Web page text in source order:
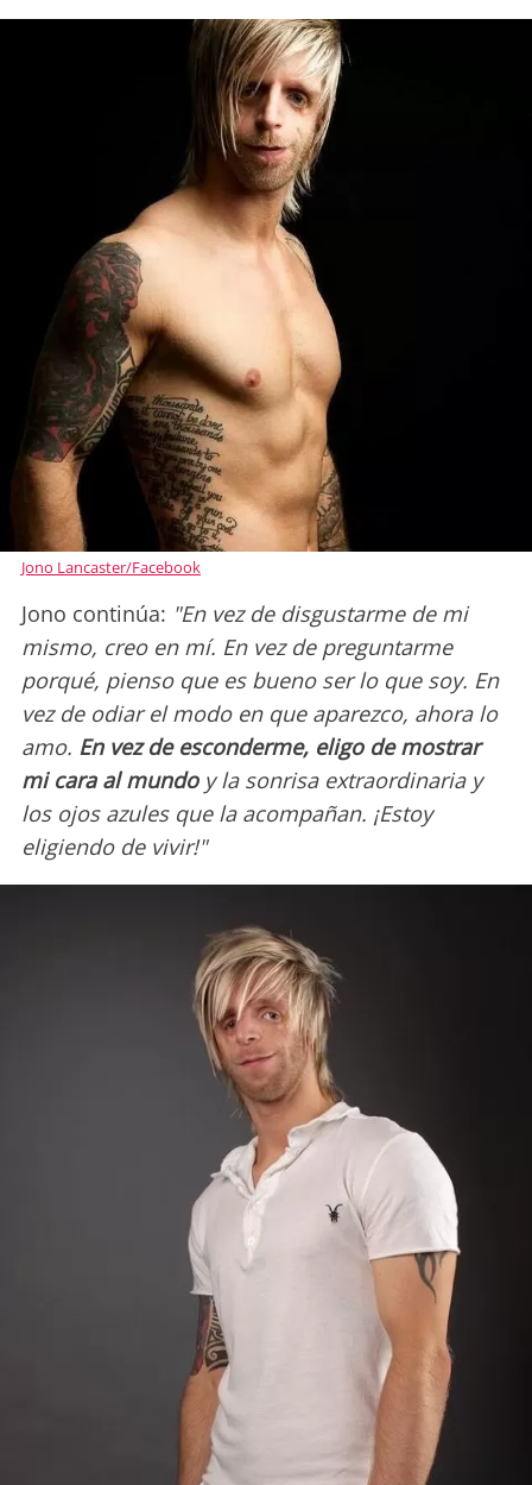
Jono Lancaster/Facebook
Jono continúa: "En vez de disgustarme de mi
mismo, creo en mí. En vez de preguntarme
porqué, pienso que es bueno ser lo que soy. En
vez de odiar el modo en que aparezco, ahora lo
amo. En vez de esconderme, eligo de mostrar
mi cara al mundo y la sonrisa extraordinaria y
los ojos azules que la acompañan. ¡Estoy
eligiendo de vivir!"